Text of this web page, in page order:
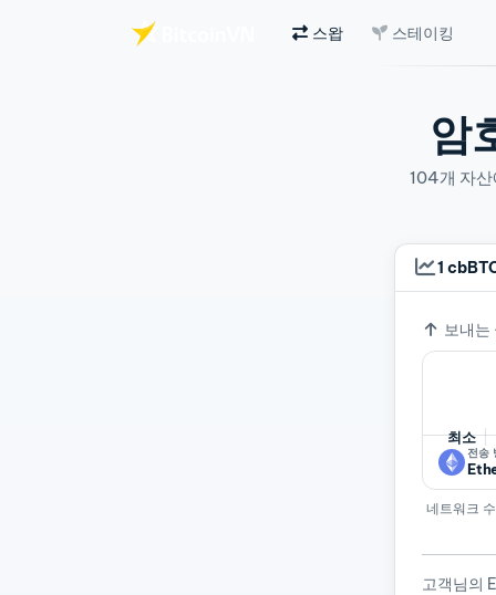
스왑 스테이킹
암
104개 자산
환율
1
보내는
최소
전송
네트워크
고객님의